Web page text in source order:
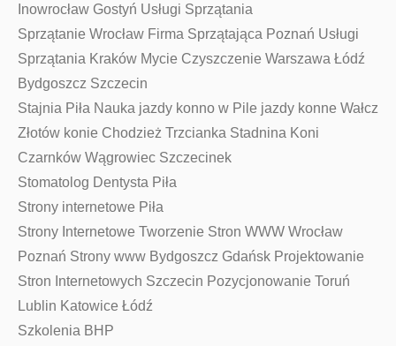
Inowrocław Gostyń Usługi Sprzątania
Sprzątanie Wrocław Firma Sprzątająca Poznań Usługi
Sprzątania Kraków Mycie Czyszczenie Warszawa Łódź
Bydgoszcz Szczecin
Stajnia Piła Nauka jazdy konno w Pile jazdy konne Wałcz
Złotów konie Chodzież Trzcianka Stadnina Koni
Czarnków Wągrowiec Szczecinek
Stomatolog Dentysta Piła
Strony internetowe Piła
Strony Internetowe Tworzenie Stron WWW Wrocław
Poznań Strony www Bydgoszcz Gdańsk Projektowanie
Stron Internetowych Szczecin Pozycjonowanie Toruń
Lublin Katowice Łódź
Szkolenia BHP